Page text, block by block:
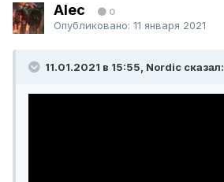
Alec 0
Опубликовано: 11 января 2021
11.01.2021 в 15:55, Nordic сказал: